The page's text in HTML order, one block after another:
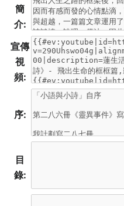
簡
介:
宣傳
視
頻:
序:
目
錄: